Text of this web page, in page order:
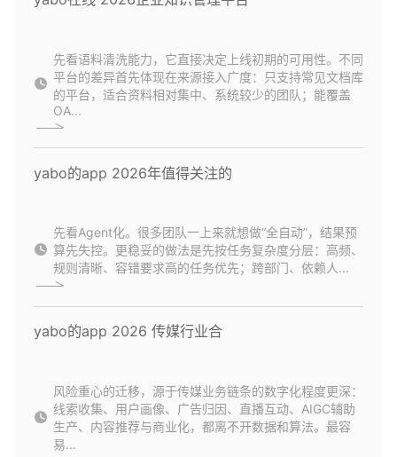
先看语料清洗能力，它直接决定上线初期的可用性。不同
平台的差异首先体现在来源接入广度：只支持常见文档库
的平台，适合资料相对集中、系统较少的团队；能覆盖
OA...
yabo的app 2026年值得关注的
先看Agent化。很多团队一上来就想做“全自动”，结果预
算先失控。更稳妥的做法是先按任务复杂度分层：高频、
规则清晰、容错要求高的任务优先；跨部门、依赖人...
yabo的app 2026 传媒行业合
风险重心的迁移，源于传媒业务链条的数字化程度更深：
线索收集、用户画像、广告归因、直播互动、AIGC辅助
生产、内容推荐与商业化，都离不开数据和算法。最容
易...